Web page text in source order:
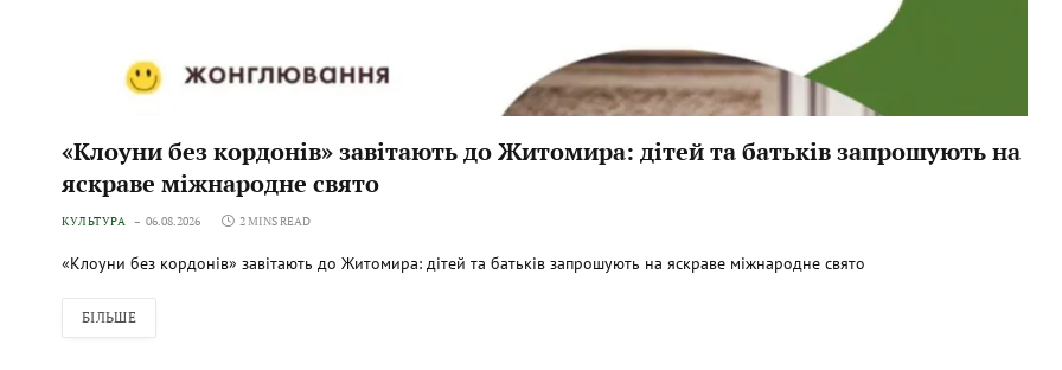
«Клоуни без кордонів» завітають до Житомира: дітей та батьків запрошують на
яскраве міжнародне свято
КУЛЬТУРА 06.08.2026 2 MINS READ
«Клоуни без кордонів» завітають до Житомира: дітей та батьків запрошують на яскраве міжнародне свято
БІЛЬШЕ